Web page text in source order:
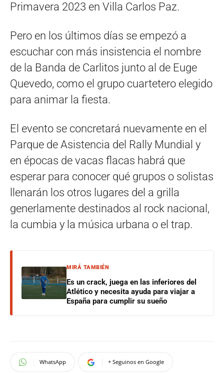
Primavera 2023 en Villa Carlos Paz.
Pero en los últimos días se empezó a
escuchar con más insistencia el nombre
de la Banda de Carlitos junto al de Euge
Quevedo, como el grupo cuartetero elegido
para animar la fiesta.
El evento se concretará nuevamente en el
Parque de Asistencia del Rally Mundial y
en épocas de vacas flacas habrá que
esperar para conocer qué grupos o solistas
llenarán los otros lugares del a grilla
generlamente destinados al rock nacional,
la cumbia y la música urbana o el trap.
MIRÁ TAMBIÉN
Es un crack, juega en las inferiores del
Atlético y necesita ayuda para viajar a
España para cumplir su sueño
WhatsApp + Seguinos en Google